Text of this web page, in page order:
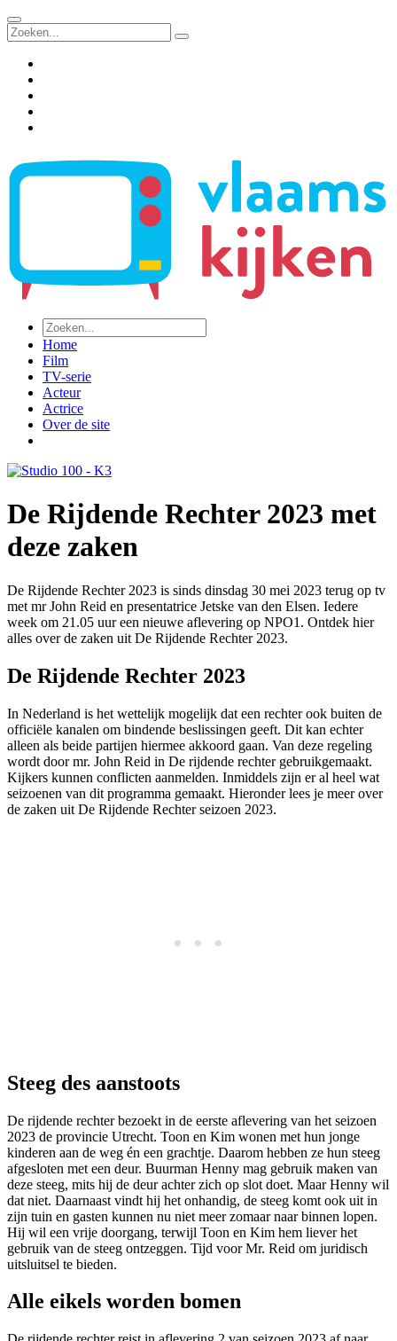
Home
Film
TV-serie
Acteur
Actrice
Over de site
De Rijdende Rechter 2023 met
deze zaken
De Rijdende Rechter 2023 is sinds dinsdag 30 mei 2023 terug op tv
met mr John Reid en presentatrice Jetske van den Elsen. Iedere
week om 21.05 uur een nieuwe aflevering op NPO1. Ontdek hier
alles over de zaken uit De Rijdende Rechter 2023.
De Rijdende Rechter 2023
In Nederland is het wettelijk mogelijk dat een rechter ook buiten de
officiële kanalen om bindende beslissingen geeft. Dit kan echter
alleen als beide partijen hiermee akkoord gaan. Van deze regeling
wordt door mr. John Reid in De rijdende rechter gebruikgemaakt.
Kijkers kunnen conflicten aanmelden. Inmiddels zijn er al heel wat
seizoenen van dit programma gemaakt. Hieronder lees je meer over
de zaken uit De Rijdende Rechter seizoen 2023.
Steeg des aanstoots
De rijdende rechter bezoekt in de eerste aflevering van het seizoen
2023 de provincie Utrecht. Toon en Kim wonen met hun jonge
kinderen aan de weg én een grachtje. Daarom hebben ze hun steeg
afgesloten met een deur. Buurman Henny mag gebruik maken van
deze steeg, mits hij de deur achter zich op slot doet. Maar Henny wil
dat niet. Daarnaast vindt hij het onhandig, de steeg komt ook uit in
zijn tuin en gasten kunnen nu niet meer zomaar naar binnen lopen.
Hij wil een vrije doorgang, terwijl Toon en Kim hem liever het
gebruik van de steeg ontzeggen. Tijd voor Mr. Reid om juridisch
uitsluitsel te bieden.
Alle eikels worden bomen